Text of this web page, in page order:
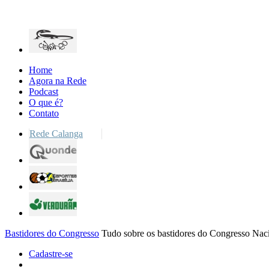
Home
Agora na Rede
Podcast
O que é?
Contato
Rede Calanga
Bastidores do Congresso Tudo sobre os bastidores do Congresso
Cadastre-se